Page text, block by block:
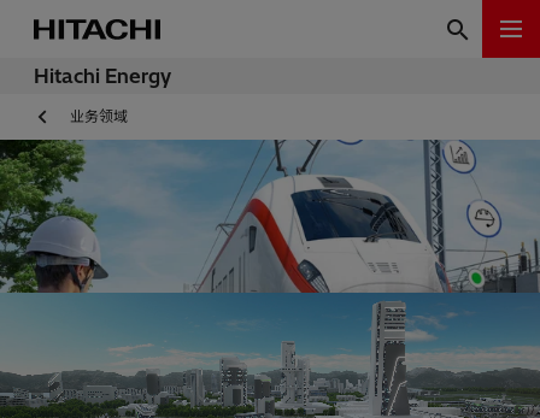
Hitachi Energy
业务领域